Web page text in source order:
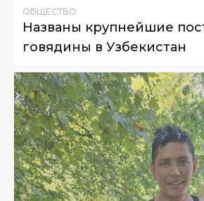
ОБЩЕСТВО
Названы крупнейшие
говядины в Узбекистан